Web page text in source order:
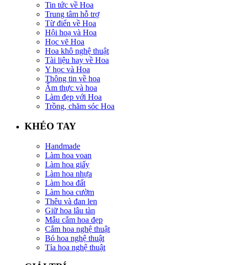
Tin tức về Hoa
Trung tâm hỗ trợ
Từ điển về Hoa
Hội hoạ và Hoa
Học vẽ Hoa
Hoa khô nghệ thuật
Tài liệu hay về Hoa
Y học và Hoa
Thông tin về hoa
Ẩm thực và hoa
Làm đẹp với Hoa
Trồng, chăm sóc Hoa
KHÉO TAY
Handmade
Làm hoa voan
Làm hoa giấy
Làm hoa nhựa
Làm hoa đất
Làm hoa cườm
Thêu và đan len
Giữ hoa lâu tàn
Mẫu cắm hoa đẹp
Cắm hoa nghệ thuật
Bó hoa nghệ thuật
Tỉa hoa nghệ thuật